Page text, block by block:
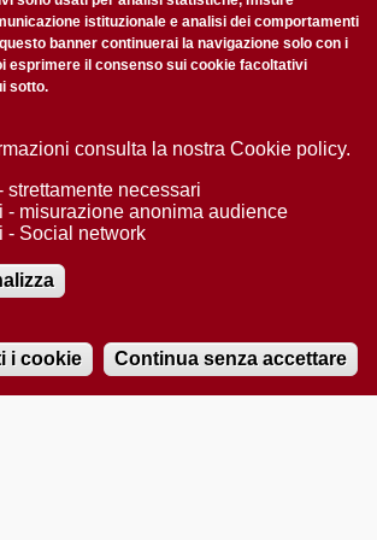
Policy
Privacy
Area stampa
Tribunale di Padova n. 2097/2012 del 18 giugno
istituzionale e analisi dei comportamenti
banner continuerai la navigazione solo con i
esprimere il consenso sui cookie facoltativi
sotto.
consulta la nostra Cookie policy.
strettamente necessari
- misurazione anonima audience
- Social network
i cookie Continua senza accettare